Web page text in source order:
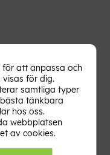
och
Signa upp på
att anpassa och
för dig.
samtliga typer
tänkbara
hos oss.
webbplatsen
av cookies.